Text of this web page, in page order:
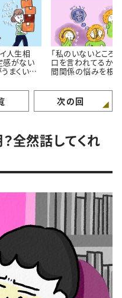
人生相
感がない
まくいき
「私のいないところ
口を言われてるかも
間関係の悩みを根っ
ガンバラナイ人生相
次の回
全然話してくれ